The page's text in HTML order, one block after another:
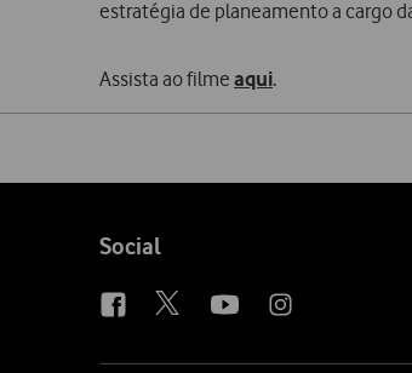
estratégia de planeamento a cargo
Assista ao filme aqui.
social
Follow
Social